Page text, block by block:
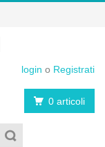
login o Registrati
0 articoli